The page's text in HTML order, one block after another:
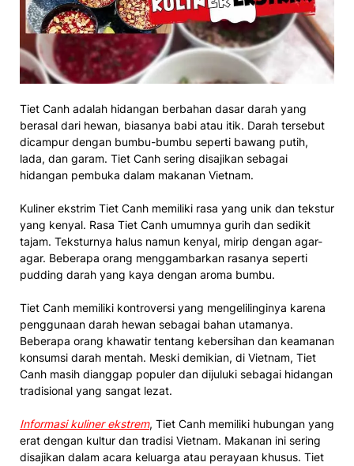
Tiet Canh adalah hidangan berbahan dasar darah yang
berasal dari hewan, biasanya babi atau itik. Darah tersebut
dicampur dengan bumbu-bumbu seperti bawang putih,
lada, dan garam. Tiet Canh sering disajikan sebagai
hidangan pembuka dalam makanan Vietnam.
Kuliner ekstrim Tiet Canh memiliki rasa yang unik dan tekstur
yang kenyal. Rasa Tiet Canh umumnya gurih dan sedikit
tajam. Teksturnya halus namun kenyal, mirip dengan agar-
agar. Beberapa orang menggambarkan rasanya seperti
pudding darah yang kaya dengan aroma bumbu.
Tiet Canh memiliki kontroversi yang mengelilinginya karena
penggunaan darah hewan sebagai bahan utamanya.
Beberapa orang khawatir tentang kebersihan dan keamanan
konsumsi darah mentah. Meski demikian, di Vietnam, Tiet
Canh masih dianggap populer dan dijuluki sebagai hidangan
tradisional yang sangat lezat.
Informasi kuliner ekstrem, Tiet Canh memiliki hubungan yang
erat dengan kultur dan tradisi Vietnam. Makanan ini sering
disajikan dalam acara keluarga atau perayaan khusus. Tiet